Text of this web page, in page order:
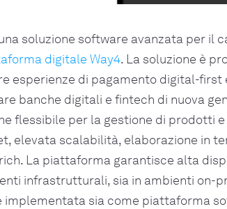
soluzione software avanzata per il
digitale Way4. La soluzione è
esperienze di pagamento digital-first
banche digitali e fintech di nuova
flessibile per la gestione di prodotti
elevata scalabilità, elaborazione in
La piattaforma garantisce alta
infrastrutturali, sia in ambienti on-
implementata sia come piattaforma